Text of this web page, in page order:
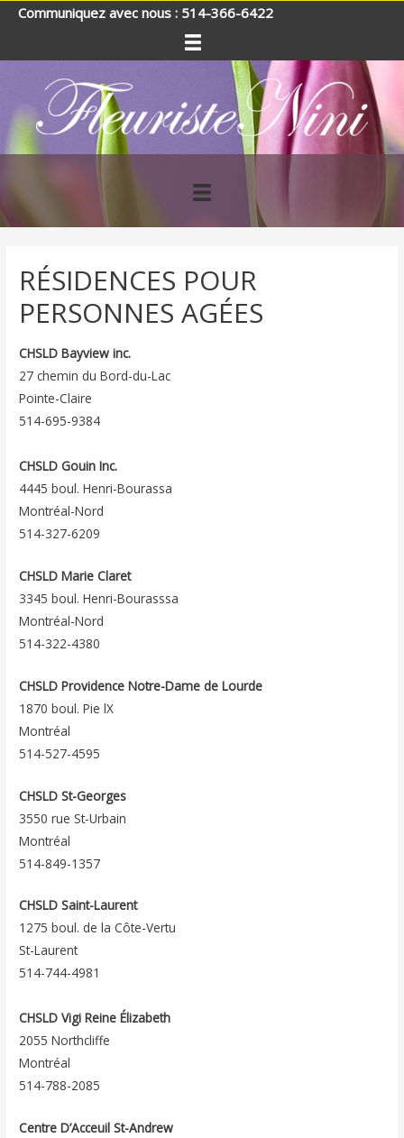
Communiquez avec nous : 514-366-6422
RÉSIDENCES POUR
PERSONNES AGÉES
CHSLD Bayview inc.
27 chemin du Bord-du-Lac
Pointe-Claire
514-695-9384
CHSLD Gouin Inc.
4445 boul. Henri-Bourassa
Montréal-Nord
514-327-6209
CHSLD Marie Claret
3345 boul. Henri-Bourasssa
Montréal-Nord
514-322-4380
CHSLD Providence Notre-Dame de Lourde
1870 boul. Pie lX
Montréal
514-527-4595
CHSLD St-Georges
3550 rue St-Urbain
Montréal
514-849-1357
CHSLD Saint-Laurent
1275 boul. de la Côte-Vertu
St-Laurent
514-744-4981
CHSLD Vigi Reine Élizabeth
2055 Northcliffe
Montréal
514-788-2085
Centre D’Acceuil St-Andrew